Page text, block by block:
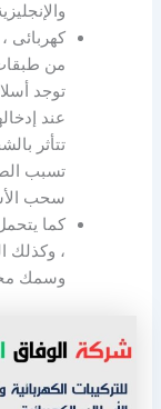
كهربائى
من طبقات
توجد
عند
تتأثر
تسبب
سحب
كما
وسمك